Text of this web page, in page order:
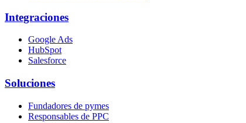
Integraciones
Google Ads
HubSpot
Salesforce
Soluciones
Fundadores de pymes
Responsables de PPC